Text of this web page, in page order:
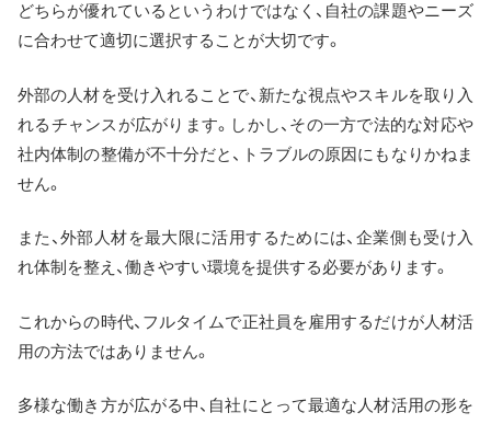
どちらが優れているというわけではなく、自社の課題やニーズ
に合わせて適切に選択することが大切です。
外部の人材を受け入れることで、新たな視点やスキルを取り入
れるチャンスが広がります。しかし、その一方で法的な対応や
社内体制の整備が不十分だと、トラブルの原因にもなりかねま
せん。
また、外部人材を最大限に活用するためには、企業側も受け入
れ体制を整え、働きやすい環境を提供する必要があります。
これからの時代、フルタイムで正社員を雇用するだけが人材活
用の方法ではありません。
多様な働き方が広がる中、自社にとって最適な人材活用の形を